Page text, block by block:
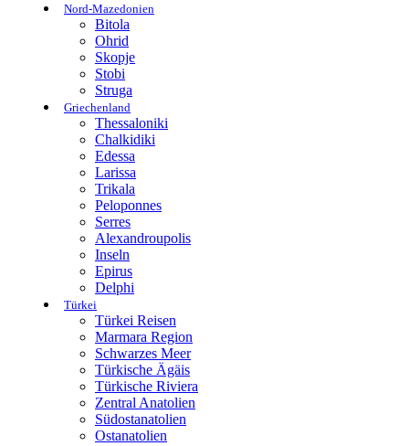
Nord-Mazedonien
Bitola
Ohrid
Skopje
Stobi
Struga
Griechenland
Thessaloniki
Chalkidiki
Edessa
Larissa
Trikala
Peloponnes
Serres
Alexandroupolis
Inseln
Epirus
Delphi
Türkei
Türkei Reisen
Marmara Region
Schwarzes Meer
Türkische Ägäis
Türkische Riviera
Zentral Anatolien
Südostanatolien
Ostanatolien